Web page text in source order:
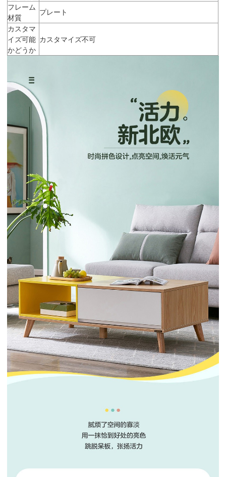
フレーム
材質
プレート
カスタマ
イズ可能
かどうか
カスタマイズ不可